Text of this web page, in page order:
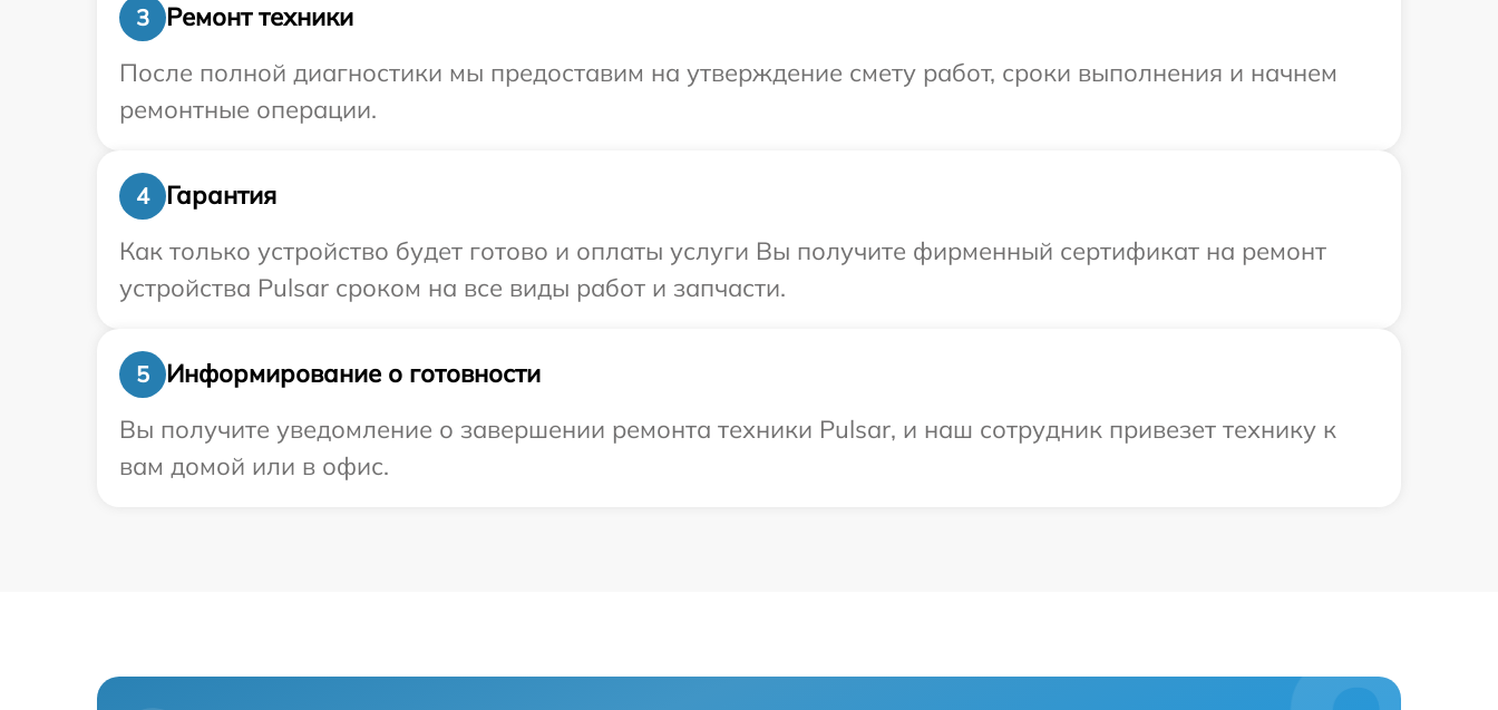
3
Ремонт техники
После полной диагностики мы предоставим на утверждение смету работ, сроки выполнения и начнем
ремонтные операции.
4
Гарантия
Как только устройство будет готово и оплаты услуги Вы получите фирменный сертификат на ремонт
устройства Pulsar сроком на все виды работ и запчасти.
5
Информирование о готовности
Вы получите уведомление о завершении ремонта техники Pulsar, и наш сотрудник привезет технику к
вам домой или в офис.